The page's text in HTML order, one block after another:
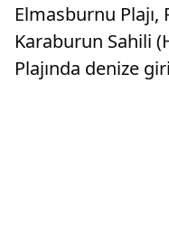
Elmasburnu Plajı,
Karaburun Sahili
Plajında denize